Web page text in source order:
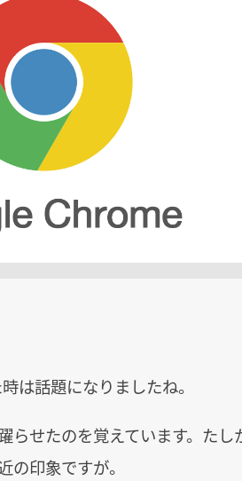
は話題になりましたね。
らせたのを覚えています。たし
の印象ですが。